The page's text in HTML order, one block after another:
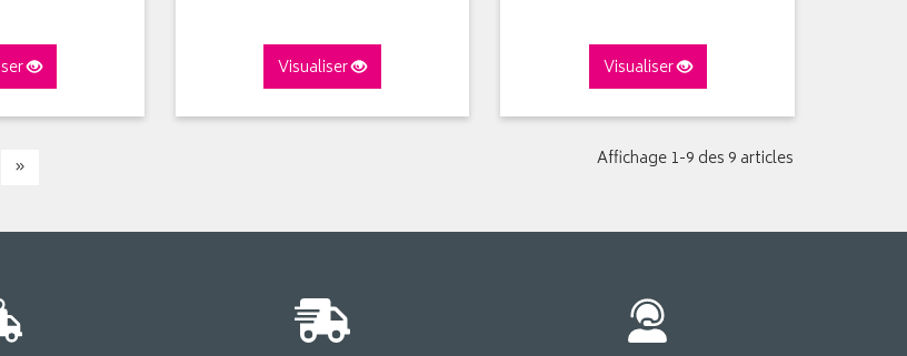
Visualiser Visualiser
» Affichage 1-9 des 9 articles